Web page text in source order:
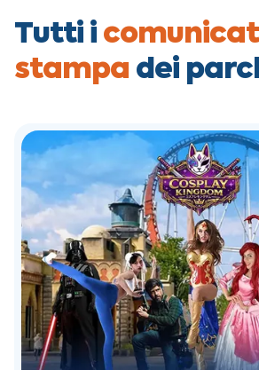
Tutti i
stampa dei